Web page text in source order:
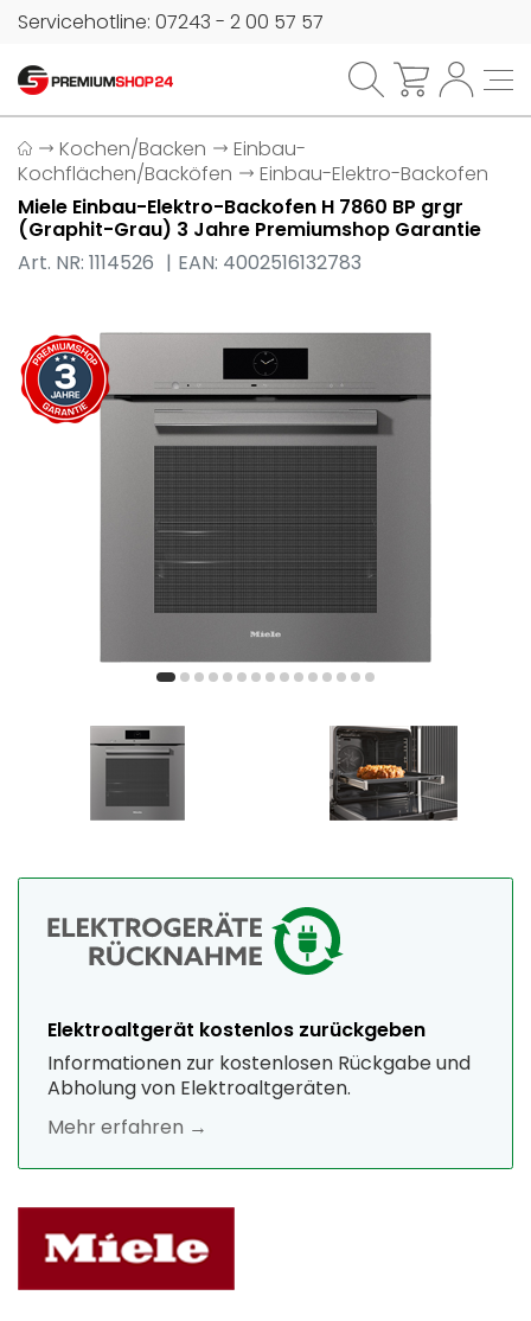
Servicehotline: 07243 - 2 00 57 57
Kochen/Backen
Einbau-
Kochflächen/Backöfen
Einbau-Elektro-Backofen
Miele Einbau-Elektro-Backofen H 7860 BP grgr
(Graphit-Grau) 3 Jahre Premiumshop Garantie
Art. NR: 1114526
EAN: 4002516132783
Elektroaltgerät kostenlos zurückgeben
Informationen zur kostenlosen Rückgabe und
Abholung von Elektroaltgeräten.
Mehr erfahren →